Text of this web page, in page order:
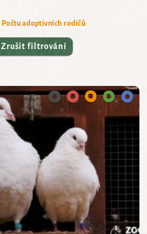
Počtu adoptivních rodičů
Zrušit filtrování